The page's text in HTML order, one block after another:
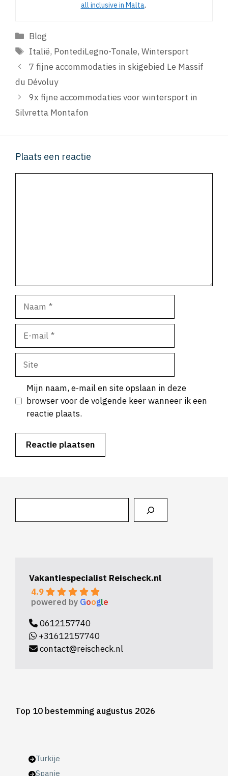
all inclusive in Malta.
Categorieën
Blog
Tags
Italië, PontediLegno-Tonale,Wintersport
7 fijne accommodaties in skigebied Le Massif
du Dévoluy
9x fijne accommodaties voor wintersport in
Silvretta Montafon
Plaats een reactie
mail
Site
Mijn naam, e-mail en site opslaan in deze
browser voor de volgende keer wanneer ik een
reactie plaats.
Vakantiespecialist Reischeck.nl
4.9
powered by Google
0612157740
+31612157740
contact@reischeck.nl
Top 10 bestemming augustus 2026
Turkije
Spanje